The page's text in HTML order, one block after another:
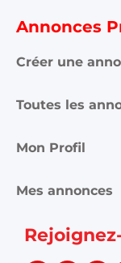
Annonces
Créer une
Toutes les
Mon Profil
Mes annonces